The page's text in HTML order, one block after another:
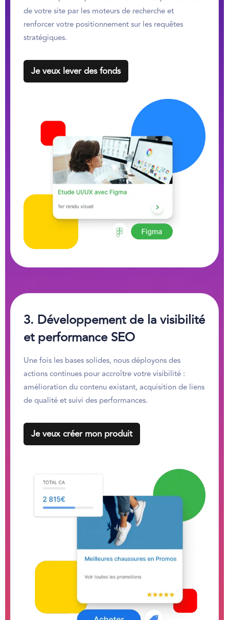
de votre site par les moteurs de recherche et
renforcer votre positionnement sur les requêtes
stratégiques.
Je veux lever des fonds
3. Développement de la visibilité
et performance SEO
Une fois les bases solides, nous déployons des
actions continues pour accroître votre visibilité :
amélioration du contenu existant, acquisition de liens
de qualité et suivi des performances.
Je veux créer mon produit